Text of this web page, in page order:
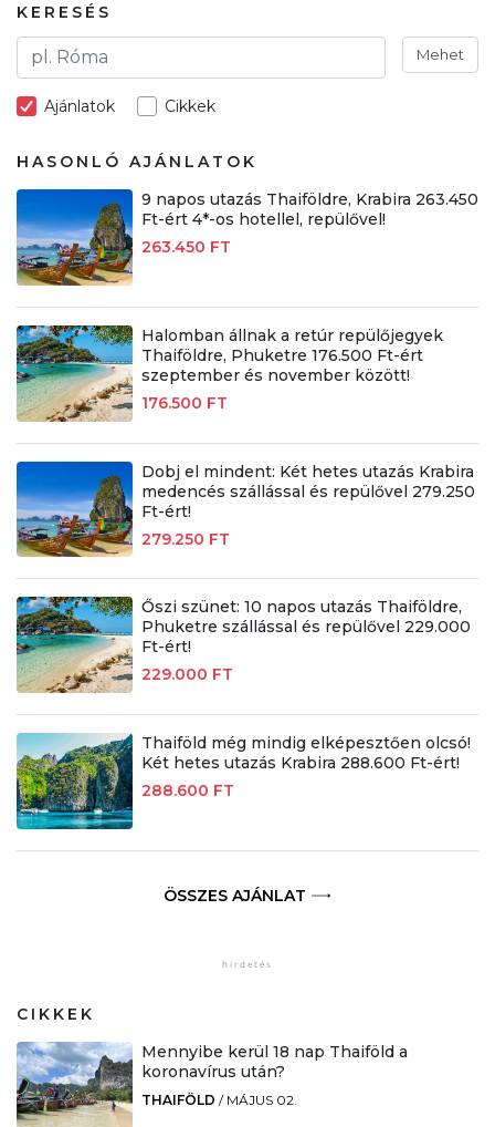
KERESÉS
Mehet
Ajánlatok Cikkek
HASONLÓ AJÁNLATOK
9 napos utazás Thaiföldre, Krabira 263.450
Ft-ért 4*-os hotellel, repülővel!
263.450 FT
Halomban állnak a retúr repülőjegyek
Thaiföldre, Phuketre 176.500 Ft-ért
szeptember és november között!
176.500 FT
Dobj el mindent: Két hetes utazás Krabira
medencés szállással és repülővel 279.250
Ft-ért!
279.250 FT
Őszi szünet: 10 napos utazás Thaiföldre,
Phuketre szállással és repülővel 229.000
Ft-ért!
229.000 FT
Thaiföld még mindig elképesztően olcsó!
Két hetes utazás Krabira 288.600 Ft-ért!
288.600 FT
ÖSSZES AJÁNLAT
CIKKEK
Mennyibe kerül 18 nap Thaiföld a
koronavírus után?
THAIFÖLD / MÁJUS 02.